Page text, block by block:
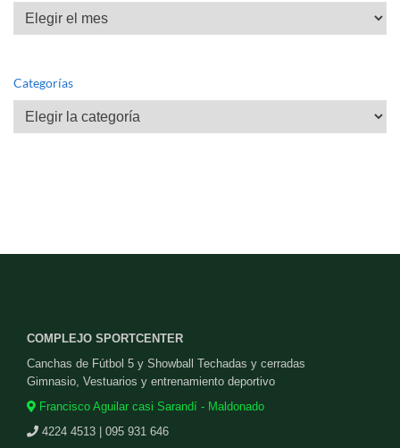
Archivos
Categorías
Categorías
COMPLEJO SPORTCENTER
Canchas de Fútbol 5 y Showball Techadas y cerradas
Gimnasio, Vestuarios y entrenamiento deportivo
Francisco Aguilar casi Sarandí - Maldonado
4224 4513 | 095 931 646